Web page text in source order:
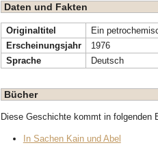
Daten und Fakten
Originaltitel
Ein
Erscheinungsjahr
1976
Sprache
Deutsch
Bücher
Diese Geschichte kommt in folgenden
In Sachen Kain und Abel